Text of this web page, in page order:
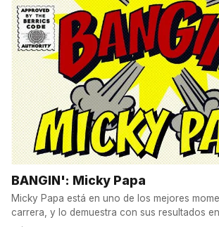
BANGIN': Micky Papa
Micky Papa está en uno de los mejores
carrera, y lo demuestra con sus resultados